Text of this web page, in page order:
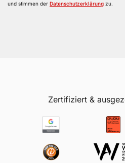
und stimmen der Datenschutzerklärung zu.
Zertifiziert &